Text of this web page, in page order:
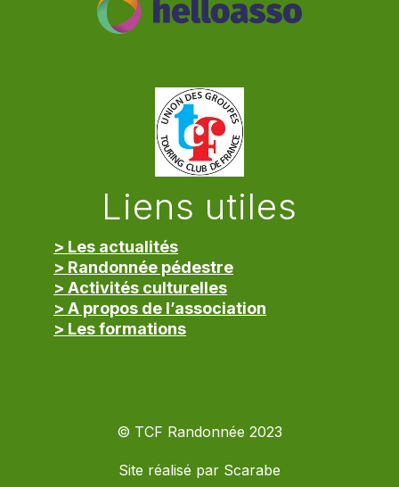
Liens utiles
> Les actualités
> Randonnée pédestre
> Activités culturelles
> A propos de l’association
> Les formations
© TCF Randonnée 2023
Site réalisé par Scarabe